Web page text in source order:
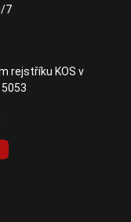
7
rejstříku KOS v